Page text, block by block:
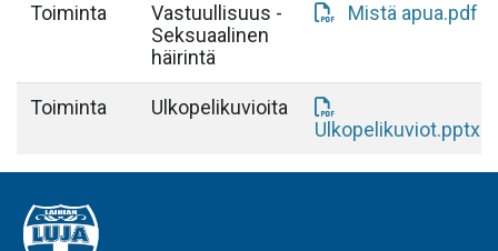
Toiminta
Vastuullisuus -
Seksuaalinen
häirintä
Mistä apua.pdf
Toiminta
Ulkopelikuvioita